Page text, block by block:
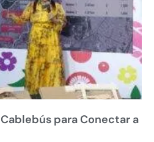
para Conectar a